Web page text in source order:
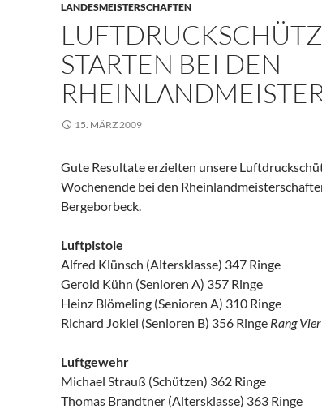
LANDESMEISTERSCHAFTEN
STARTEN BEI DEN
15. MÄRZ 2009
Gute Resultate erzielten unsere
Wochenende bei den
Bergeborbeck.
Luftpistole
Alfred Klünsch (Altersklasse) 347 Ringe
Gerold Kühn (Senioren A) 357 Ringe
Heinz Blömeling (Senioren A) 310 Ringe
Richard Jokiel (Senioren B) 356 Ringe Rang Vier
Luftgewehr
Michael Strauß (Schützen) 362 Ringe
Thomas Brandtner (Altersklasse) 363 Ringe